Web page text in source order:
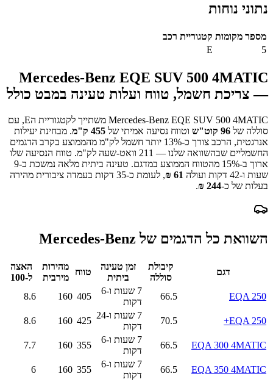
נתוני נוחות
מספר מקומות קטגוריית רכב
5
E
Mercedes-Benz EQE SUV 500 4MATIC
— צריכת חשמל, טווח ועלות טעינה במבט כולל
Mercedes-Benz EQE SUV 500 4MATIC משתייך לקטגוריית הE, עם
סוללה של 96 קוט"ש וטווח נסיעה אמיתי של 455 ק"מ. מבחינת יעילות
אנרגטית, הרכב צורך כ-
13 % יותר חשמל לק"מ מהממוצע בקרב הדגמים
החשמליים שבהשוואה שלנו — 211 וואט-שעה לק"מ. טווח הנסיעה שלו
ארוך ב-
15% מהטווח הממוצע במדגם. טעינה ביתית מלאה נמשכת כ-9
שעות ו-42 דקות
ועולה 61
₪, לעומת כ-35 דקות בעמדה ציבורית מהירה
בעלות של כ-244
₪
.
השוואת כל הדגמים של Mercedes-Benz
דגם
קיבולת
סוללה
זמן טעינה
ביתית
טווח
מהירות
מירבית
האצה
ל-100
EQA 250
66.5
7 שעות ו-6
דקות
405
160
8.6
EQA 250+
70.5
7 שעות ו-24
דקות
425
160
8.6
EQA 300 4MATIC
66.5
7 שעות ו-6
דקות
355
160
7.7
EQA 350 4MATIC
66.5
7 שעות ו-6
דקות
355
160
6